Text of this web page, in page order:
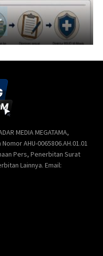
MEDIA MEGATAMA,
AHU-0065806.AH.01.01
Pers, Penerbitan Surat
Lainnya. Email: